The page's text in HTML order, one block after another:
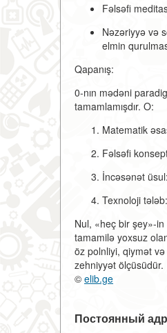
Fəlsəfi
Nəzəriyyə və
elmin
Qapanış:
0-nın mədəni
tamamlamışdır. O:
Matematik
Fəlsəfi
İncəsənət üsul:
Texnoloji tələb:
Nul, «heç bir şey»-in
tamamilə yoxsuz
öz polnliyi, qiymət
zehniyyət ölçüsüdür.
© elib.ge
Постоянный